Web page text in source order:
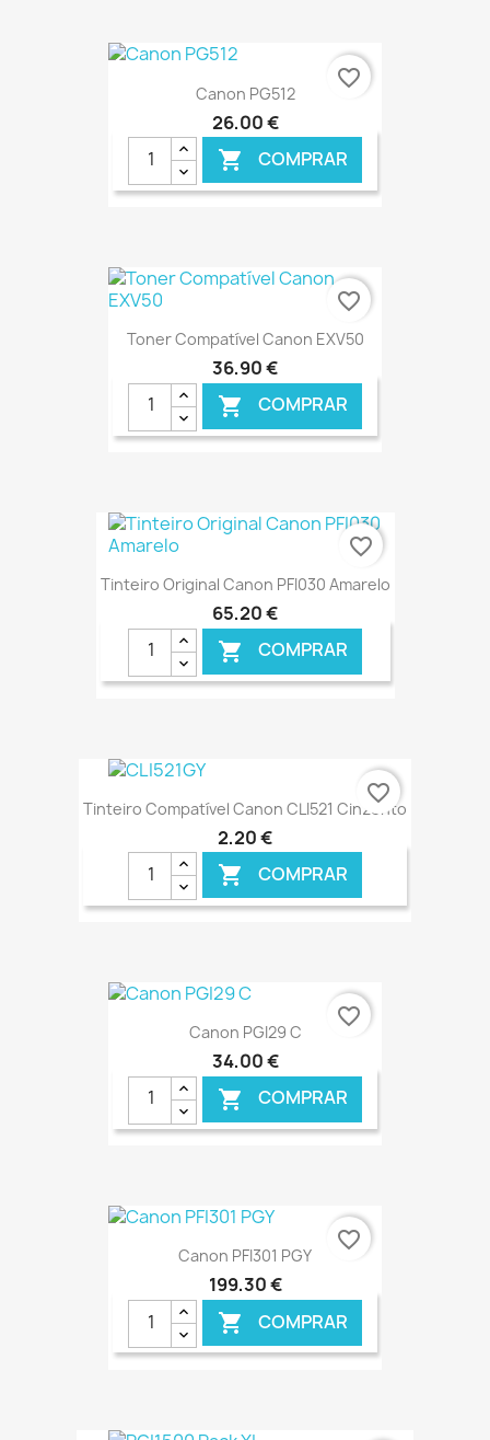
€ ONLINE
Canon PG512
26,00 €
 COMPRAR
€ ONLINE
favorite_border
Toner Compatível Canon EXV50
36,90 €
 COMPRAR
€ ONLINE
favorite_border
Tinteiro Original Canon PFI030 Amarelo
65,20 €
 COMPRAR
favorite_border
Tinteiro Compatível Canon CLI521 Cinzento
2,20 €
 COMPRAR
€ ONLINE
favorite_border
Canon PGI29 C
34,00 €
 COMPRAR
€ ONLINE
favorite_border
Canon PFI301 PGY
199,30 €
 COMPRAR
favorite_border